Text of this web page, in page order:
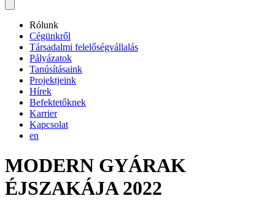
Rólunk
Cégünkről
Társadalmi felelőségvállalás
Pályázatok
Tanúsításaink
Projektjeink
Hírek
Befektetőknek
Karrier
Kapcsolat
en
MODERN GYÁRAK
ÉJSZAKÁJA 2022